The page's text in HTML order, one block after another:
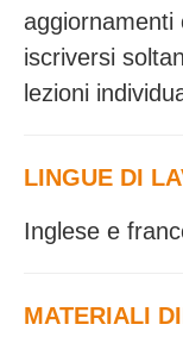
aggiornamenti
iscriversi
lezioni
LINGUE DI
Inglese e
MATERIALI